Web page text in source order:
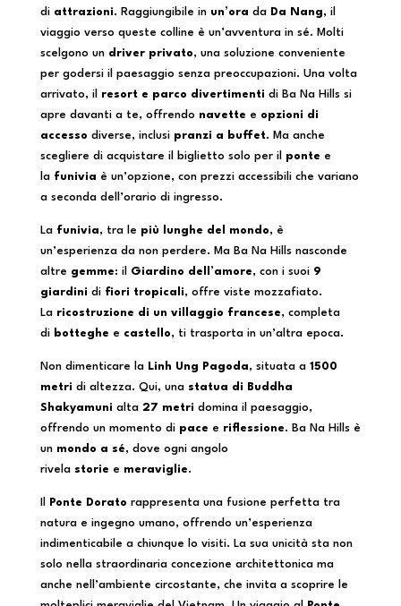
di attrazioni. Raggiungibile in un’ora da Da Nang, il
viaggio verso queste colline è un’avventura in sé. Molti
scelgono un driver privato, una soluzione conveniente
per godersi il paesaggio senza preoccupazioni. Una volta
arrivato, il resort e parco divertimenti di Ba Na Hills si
apre davanti a te, offrendo navette e opzioni di
accesso diverse, inclusi pranzi a buffet. Ma anche
scegliere di acquistare il biglietto solo per il ponte e
la funivia è un’opzione, con prezzi accessibili che variano
a seconda dell’orario di ingresso.
La funivia, tra le più lunghe del mondo, è
un’esperienza da non perdere. Ma Ba Na Hills nasconde
altre gemme: il Giardino dell’amore, con i suoi 9
giardini di fiori tropicali, offre viste mozzafiato.
La ricostruzione di un villaggio francese, completa
di botteghe e castello, ti trasporta in un’altra epoca.
Non dimenticare la Linh Ung Pagoda, situata a 1500
metri di altezza. Qui, una statua di Buddha
Shakyamuni alta 27 metri domina il paesaggio,
offrendo un momento di pace e riflessione. Ba Na Hills è
un mondo a sé, dove ogni angolo
rivela storie e meraviglie.
Ponte Dorato rappresenta una fusione perfetta tra
natura e ingegno umano, offrendo un’esperienza
indimenticabile a chiunque lo visiti. La sua unicità sta non
solo nella straordinaria concezione architettonica ma
anche nell’ambiente circostante, che invita a scoprire le